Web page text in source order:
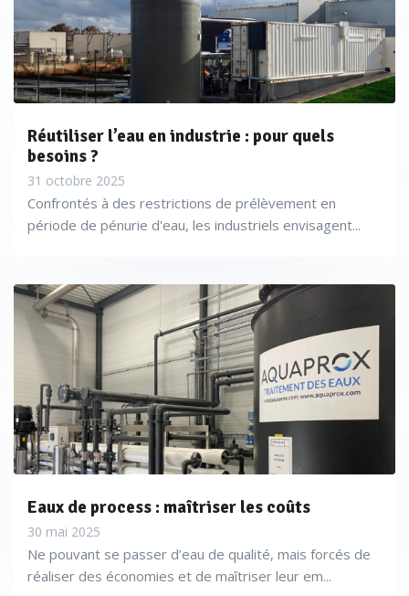
Réutiliser l’eau en industrie : pour quels
besoins ?
31 octobre 2025
Confrontés à des restrictions de prélèvement en
période de pénurie d'eau, les industriels envisagent...
Eaux de process : maîtriser les coûts
30 mai 2025
Ne pouvant se passer d’eau de qualité, mais forcés de
réaliser des économies et de maîtriser leur em...